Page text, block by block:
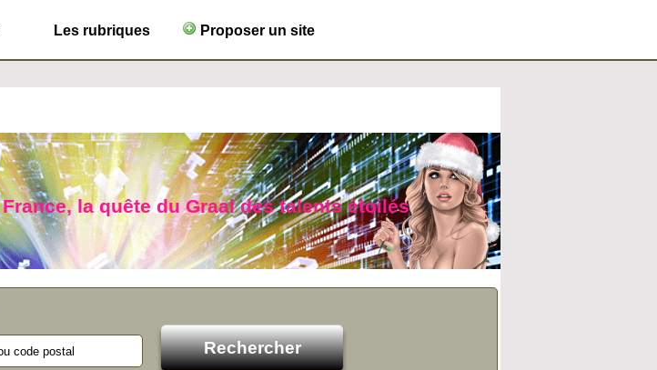
Les rubriques Proposer un site
la quête du Graal des talents étoilés